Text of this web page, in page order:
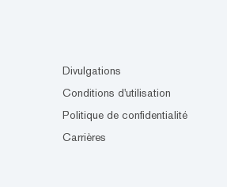
Divulgations
Conditions d'utilisation
Politique de confidentialité
Carrières